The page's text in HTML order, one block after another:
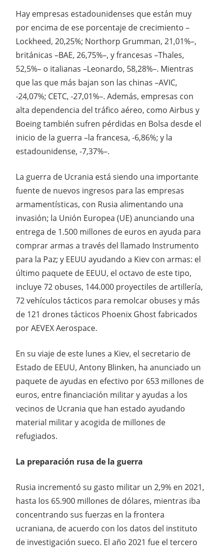
Hay empresas estadounidenses que están muy
por encima de ese porcentaje de crecimiento –
Lockheed, 20,25%; Northorp Grumman, 21,01%–,
británicas –BAE, 26,75%–, y francesas –Thales,
52,5%– o italianas –Leonardo, 58,28%–. Mientras
que las que más bajan son las chinas –AVIC,
-24,07%; CETC, -27,01%–. Además, empresas con
alta dependencia del tráfico aéreo, como Airbus y
Boeing también sufren pérdidas en Bolsa desde el
inicio de la guerra –la francesa, -6,86%; y la
estadounidense, -7,37%–.
La guerra de Ucrania está siendo una importante
fuente de nuevos ingresos para las empresas
armamentísticas, con Rusia alimentando una
invasión; la Unión Europea (UE) anunciando una
entrega de 1.500 millones de euros en ayuda para
comprar armas a través del llamado Instrumento
para la Paz; y EEUU ayudando a Kiev con armas: el
último paquete de EEUU, el octavo de este tipo,
incluye 72 obuses, 144.000 proyectiles de artillería,
72 vehículos tácticos para remolcar obuses y más
de 121 drones tácticos Phoenix Ghost fabricados
por AEVEX Aerospace.
En su viaje de este lunes a Kiev, el secretario de
Estado de EEUU, Antony Blinken, ha anunciado un
paquete de ayudas en efectivo por 653 millones de
euros, entre financiación militar y ayudas a los
vecinos de Ucrania que han estado ayudando
material militar y acogida de millones de
refugiados.
La preparación rusa de la guerra
Rusia incrementó su gasto militar un 2,9% en 2021,
hasta los 65.900 millones de dólares, mientras iba
concentrando sus fuerzas en la frontera
ucraniana, de acuerdo con los datos del instituto
de investigación sueco. El año 2021 fue el tercero